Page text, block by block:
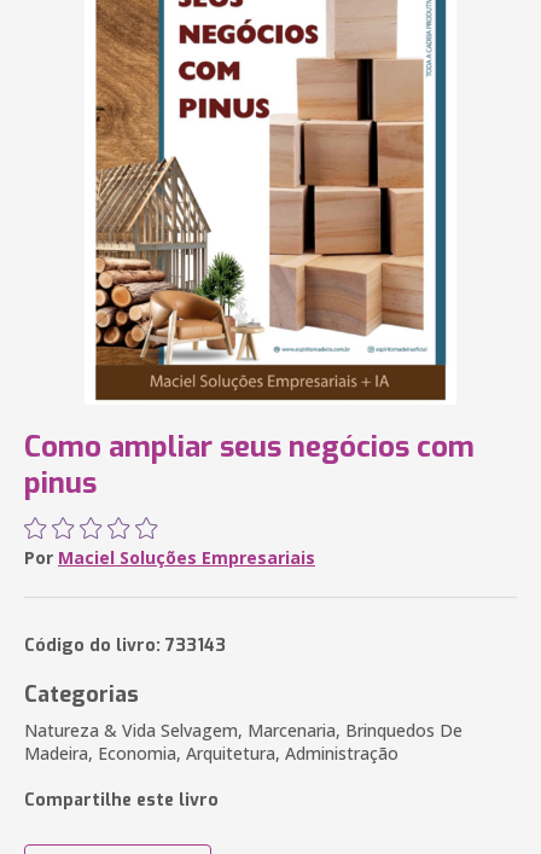
Como ampliar seus negócios com
pinus
Por Maciel Soluções Empresariais
Código do livro: 733143
Categorias
Natureza & Vida Selvagem, Marcenaria, Brinquedos De
Madeira, Economia, Arquitetura, Administração
Compartilhe este livro